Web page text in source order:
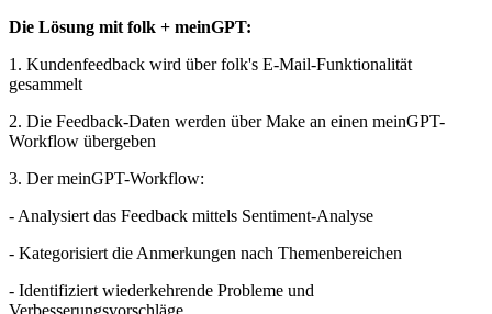
Die Lösung mit folk + meinGPT:
1. Kundenfeedback wird über folk's E-Mail-Funktionalität
gesammelt
2. Die Feedback-Daten werden über Make an einen meinGPT-
Workflow übergeben
3. Der meinGPT-Workflow:
- Analysiert das Feedback mittels Sentiment-Analyse
- Kategorisiert die Anmerkungen nach Themenbereichen
- Identifiziert wiederkehrende Probleme und
Verbesserungsvorschläge